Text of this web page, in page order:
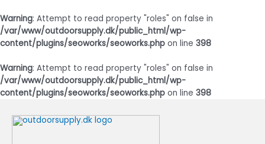
Warning: Attempt to read property "roles" on false in
/var/www/outdoorsupply.dk/public_html/wp-
content/plugins/seoworks/seoworks.php on line 398
Warning: Attempt to read property "roles" on false in
/var/www/outdoorsupply.dk/public_html/wp-
content/plugins/seoworks/seoworks.php on line 398
indholdet